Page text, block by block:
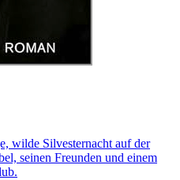
wilde Silvesternacht auf der
seinen Freunden und einem